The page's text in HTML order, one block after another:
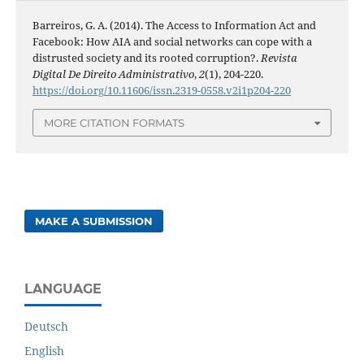
Barreiros, G. A. (2014). The Access to Information Act and
Facebook: How AIA and social networks can cope with a
distrusted society and its rooted corruption?.Revista
Digital De Direito Administrativo,2(1), 204-220.
https://doi.org/10.11606/issn.2319-0558.v2i1p204-220
MORE CITATION FORMATS
MAKE A SUBMISSION
LANGUAGE
Deutsch
English